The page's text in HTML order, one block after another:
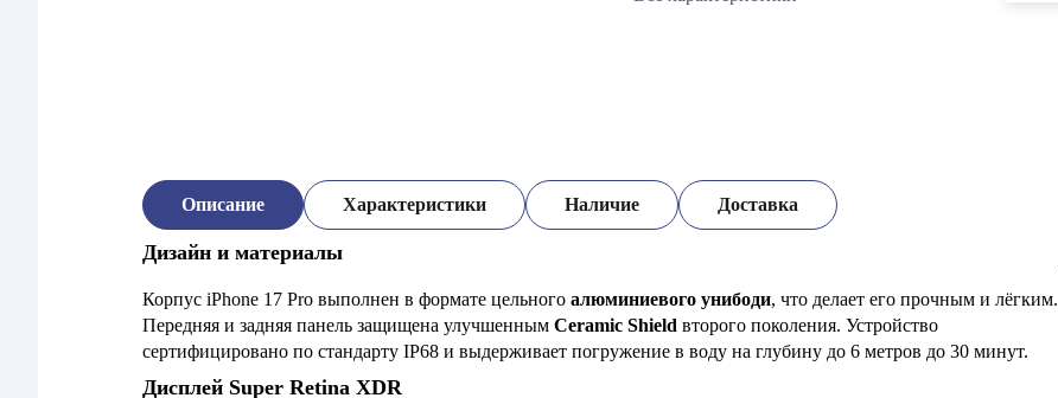
Описание Характеристики Наличие Доставка
Дизайн и материалы
Корпус iPhone 17 Pro выполнен в формате цельного алюминиевого унибоди, что делает его прочным и лёгким.
Передняя и задняя панель защищена улучшенным Ceramic Shield второго поколения. Устройство
сертифицировано по стандарту IP68 и выдерживает погружение в воду на глубину до 6 метров до 30 минут.
Дисплей Super Retina XDR